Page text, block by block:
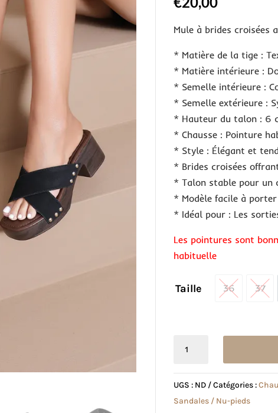
Mule à brides croisées
* Matière de la tige :
* Matière intérieure :
* Semelle intérieure :
* Semelle extérieure :
* Hauteur du talon : 6
* Chausse : Pointure
* Style : Élégant et
* Brides croisées
* Talon stable pour un
* Modèle facile à
* Idéal pour : Les
Les pointures sont
habituelle
Taille 36
36
37
37
Mule
Nina
noire
UGS : ND Catégories :
Sandales / Nu-pieds